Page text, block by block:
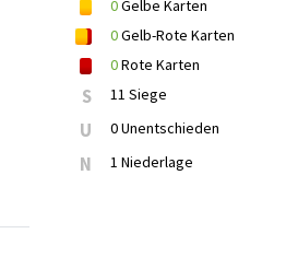
0Gelbe Karten
0Gelb-Rote Karten
0Rote Karten
S 11 Siege
U 0 Unentschieden
N 1 Niederlage